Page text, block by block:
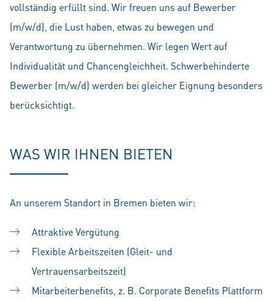
vollständig erfüllt sind. Wir freuen uns auf Bewerber
(m/w/d), die Lust haben, etwas zu bewegen und
Verantwortung zu übernehmen. Wir legen Wert auf
Individualität und Chancengleichheit. Schwerbehinderte
Bewerber (m/w/d) werden bei gleicher Eignung besonders
berücksichtigt.
WAS WIR IHNEN BIETEN
An unserem Standort in Bremen bieten wir:
Attraktive Vergütung
Flexible Arbeitszeiten (Gleit- und
Vertrauensarbeitszeit)
Mitarbeiterbenefits, z. B. Corporate Benefits Plattform